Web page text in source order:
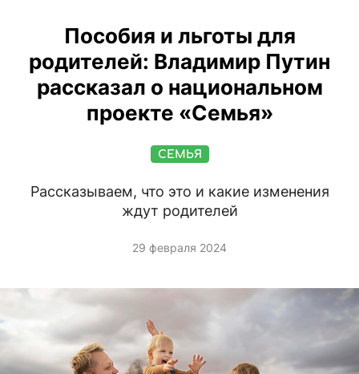
Пособия и льготы для
родителей: Владимир Путин
рассказал о национальном
проекте «Семья»
СЕМЬЯ
Рассказываем, что это и какие изменения
ждут родителей
29 февраля 2024